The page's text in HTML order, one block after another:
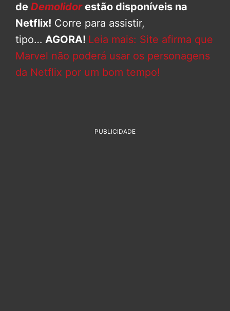
de Demolidorestão disponíveis na
Netflix! Corre para assistir,
tipo… AGORA! Leia mais: Site afirma que
Marvel não poderá usar os personagens
da Netflix por um bom tempo!
PUBLICIDADE